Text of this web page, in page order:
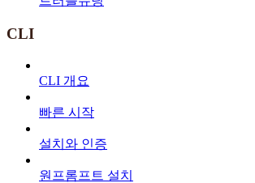
CLI
CLI 개요
빠른 시작
설치와 인증
원프롬프트 설치